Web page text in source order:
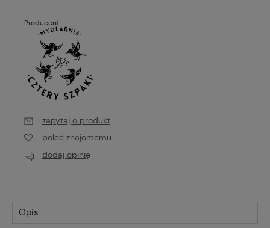
Producent:
zapytaj o produkt
poleć znajomemu
dodaj opinię
Opis